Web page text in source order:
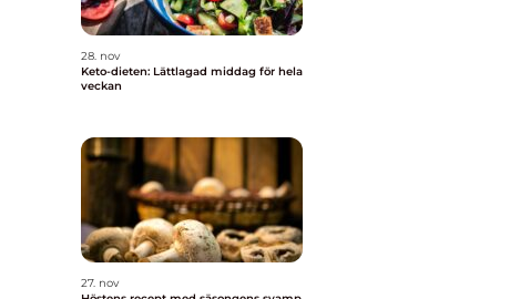
28. nov
Keto-dieten: Lättlagad middag för hela
veckan
27. nov